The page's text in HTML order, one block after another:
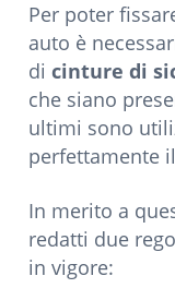
Per poter
auto è
di cinture di
che siano
ultimi sono
perfettamente
In merito a
redatti due
in vigore: